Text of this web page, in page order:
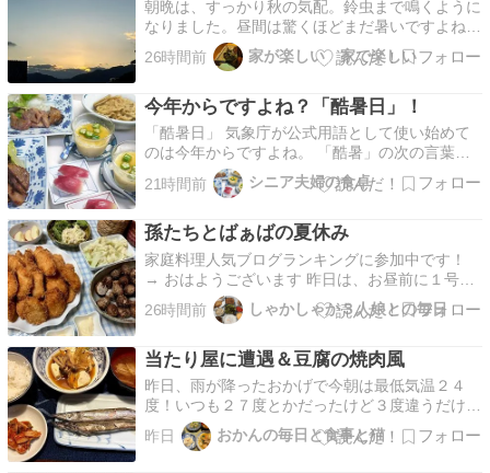
朝晩は、すっかり秋の気配。鈴虫まで鳴くように
なりました。昼間は驚くほどまだ暑いですよね
ぇ。本日も朝活。子どもたち。3匹揃っていれば
それで安心。ハチワレちゃんもチュール待ち。ブ
ィーンが私に安心と、一日の気力を与えてくれま
す。山際での猫たち…
26時間前 家が楽しい 家で楽しい
今年からですよね？「酷暑日」！
「酷暑日」 気象庁が公式用語として使い始めて
のは今年からですよね。 「酷暑」の次の言葉を
準備しておかないと・・・やけくそな気持ちにな
る私です。 ＜８月２日の夕食＞ ・豚肉みそ焼き
うが一口寿司 ・冷製茶碗蒸し 豚肉みそ焼き 蓮根
きん…
21時間前 シニア夫婦の食卓
孫たちとばぁばの夏休み
家庭料理人気ブログランキングに参加中です！
→ おはようございます 昨日は、お昼前に１号マ
マ・Mちん・Iちんが来訪！ 恒例になっている近
所のカレー屋さんにランチをいただきに行きまし
には太刀打ちできないので、 自宅内で学校の宿
題の夏の日…
26時間前 しゃかしゃか３人娘との毎日
当たり屋に遭遇＆豆腐の焼肉風
昨日、雨が降ったおかげで今朝は最低気温２４
度！いつも２７度とかだったけど３度違うだけで
涼しい～日中は３６度超えたけど朝夕涼しいだけ
でこんなに快適なんですね。ではいつものように
昨日 おかんの毎日と食事と猫